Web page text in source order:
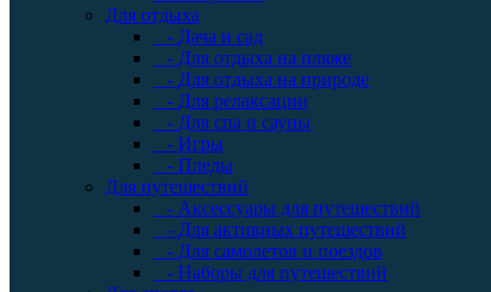
Для отдыха
- Дача и сад
- Для отдыха на пляже
- Для отдыха на природе
- Для релаксации
- Для спа и сауны
- Игры
- Пледы
Для путешествий
- Аксессуары для путешествий
- Для активных путешествий
- Для самолетов и поездов
- Наборы для путешествий